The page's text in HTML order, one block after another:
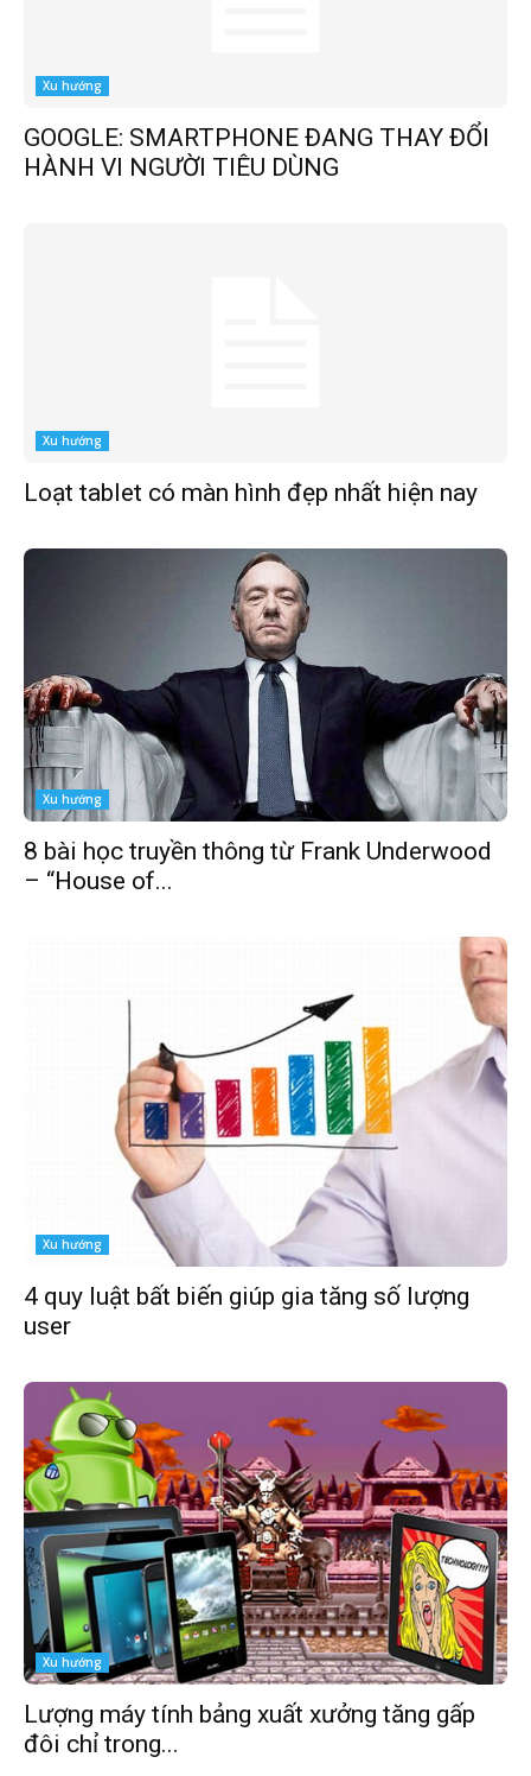
Xu hướng
GOOGLE: SMARTPHONE ĐANG THAY ĐỔI
HÀNH VI NGƯỜI TIÊU DÙNG
Xu hướng
Loạt tablet có màn hình đẹp nhất hiện nay
Xu hướng
8 bài học truyền thông từ Frank Underwood
– “House of...
Xu hướng
4 quy luật bất biến giúp gia tăng số lượng
user
Xu hướng
Lượng máy tính bảng xuất xưởng tăng gấp
đôi chỉ trong...